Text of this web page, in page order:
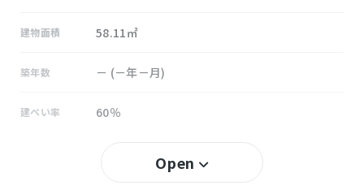
建物面積 58.11㎡
築年数 － (－年－月)
建ぺい率 60％
Open